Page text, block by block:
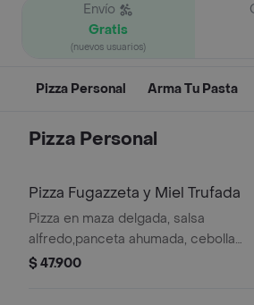
Envío
Gratis
(nuevos usuarios)
Pizza Personal Arma Tu Pasta
Pizza Personal
Pizza Fugazzeta y Miel Trufada
Pizza en maza delgada, salsa
alfredo,panceta ahumada, cebolla
caramelizada en Club Colombia Roja
$ 47.900